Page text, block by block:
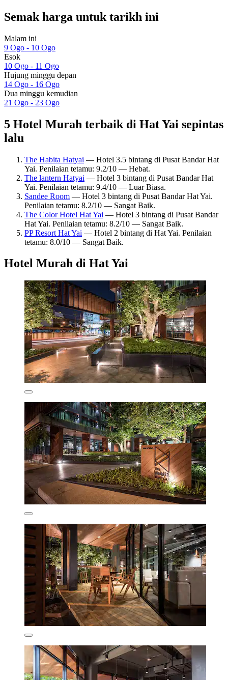
Semak harga untuk tarikh ini
Malam ini
9 Ogo - 10 Ogo
Esok
10 Ogo - 11 Ogo
Hujung minggu depan
14 Ogo - 16 Ogo
Dua minggu kemudian
21 Ogo - 23 Ogo
5 Hotel Murah terbaik di Hat Yai sepintas
lalu
The Habita Hatyai — Hotel 3.5 bintang di Pusat Bandar Hat
Yai. Penilaian tetamu: 9.2/10 — Hebat.
The lantern Hatyai — Hotel 3 bintang di Pusat Bandar Hat
Yai. Penilaian tetamu: 9.4/10 — Luar Biasa.
Sandee Room — Hotel 3 bintang di Pusat Bandar Hat Yai.
Penilaian tetamu: 8.2/10 — Sangat Baik.
The Color Hotel Hat Yai — Hotel 3 bintang di Pusat Bandar
Hat Yai. Penilaian tetamu: 8.2/10 — Sangat Baik.
PP Resort Hat Yai — Hotel 2 bintang di Hat Yai. Penilaian
tetamu: 8.0/10 — Sangat Baik.
Hotel Murah di Hat Yai